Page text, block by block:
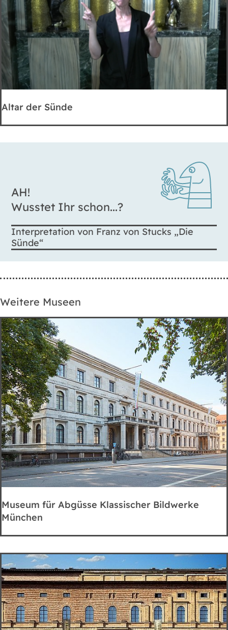
Altar der Sünde
AH!
Wusstet Ihr schon...?
Interpretation von Franz von Stucks „Die
Sünde“
Weitere Museen
Museum für Abgüsse Klassischer Bildwerke
München